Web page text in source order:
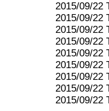
2015/09/22
2015/09/22
2015/09/22
2015/09/22
2015/09/22
2015/09/22
2015/09/22
2015/09/22
2015/09/22